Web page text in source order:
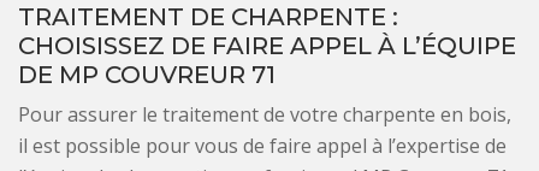
TRAITEMENT DE CHARPENTE :
CHOISISSEZ DE FAIRE APPEL À L’ÉQUIPE
DE MP COUVREUR 71
Pour assurer le traitement de votre charpente en bois,
il est possible pour vous de faire appel à l’expertise de